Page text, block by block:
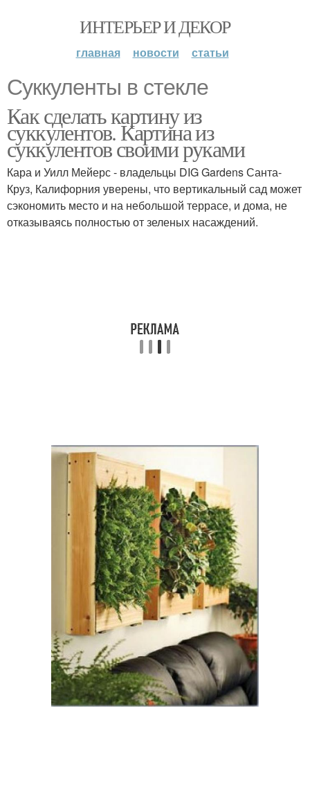
ИНТЕРЬЕР И ДЕКОР
главная новости статьи
Суккуленты в стекле
Как сделать картину из
суккулентов. Картина из
суккулентов своими руками
Кара и Уилл Мейерс - владельцы DIG Gardens Санта-
Круз, Калифорния уверены, что вертикальный сад может
сэкономить место и на небольшой террасе, и дома, не
отказываясь полностью от зеленых насаждений.